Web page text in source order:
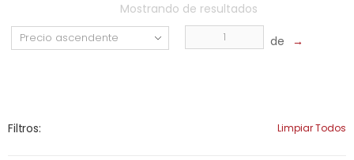
Mostrando de resultados
de →
Filtros: Limpiar Todos